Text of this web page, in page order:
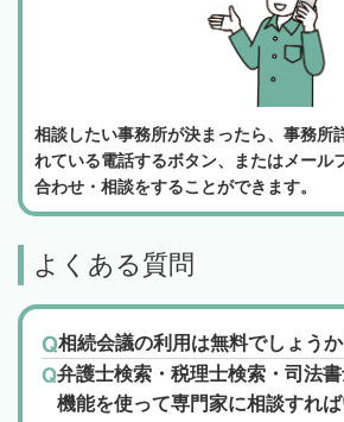
相談したい事務所が決まったら、事務所
れている電話するボタン、またはメール
合わせ・相談をすることができます。
よくある質問
相続会議の利用は無料でしょうか
弁護士検索・税理士検索・司法
機能を使って専門家に相談すれ